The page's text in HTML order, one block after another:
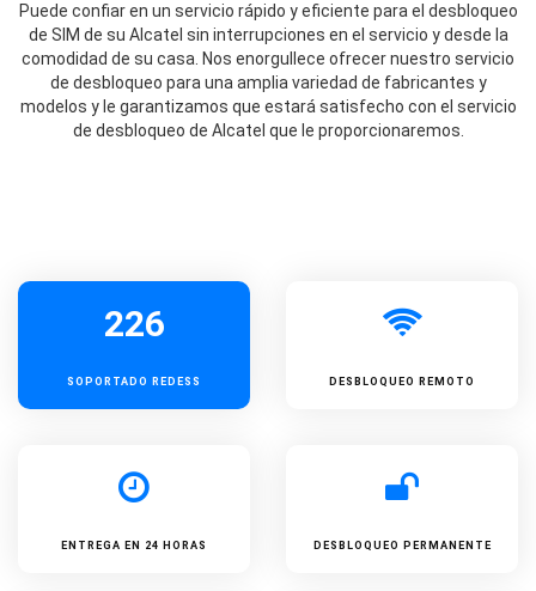
Puede confiar en un servicio rápido y eficiente para el desbloqueo
de SIM de su Alcatel sin interrupciones en el servicio y desde la
comodidad de su casa. Nos enorgullece ofrecer nuestro servicio
de desbloqueo para una amplia variedad de fabricantes y
modelos y le garantizamos que estará satisfecho con el servicio
de desbloqueo de Alcatel que le proporcionaremos.
226
SOPORTADO REDESS DESBLOQUEO REMOTO
ENTREGA EN 24 HORAS DESBLOQUEO PERMANENTE